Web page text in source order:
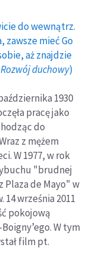
do wewnątrz.
zawsze mieć Go
aż znajdzie
Rozwój duchowy)
1930
pracę jako
do
z mężem
W 1977, w rok
"brudnej
Plaza de Mayo" w
września 2011
pokojową
W tym
film pt.